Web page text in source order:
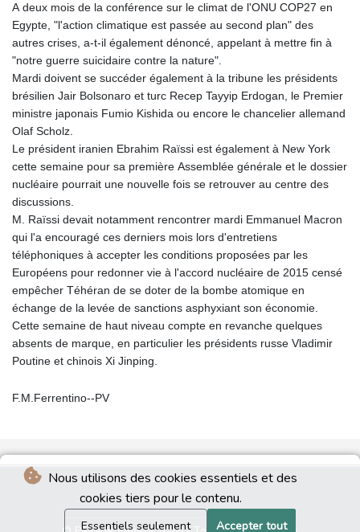
Nous utilisons des cookies essentiels et des
cookies tiers pour le contenu.
Essentiels seulement Accepter tout
A deux mois de la conférence sur le climat de l'ONU COP27 en
Egypte, "l'action climatique est passée au second plan" des
autres crises, a-t-il également dénoncé, appelant à mettre fin à
"notre guerre suicidaire contre la nature".
Mardi doivent se succéder également à la tribune les présidents
brésilien Jair Bolsonaro et turc Recep Tayyip Erdogan, le Premier
ministre japonais Fumio Kishida ou encore le chancelier allemand
Olaf Scholz.
Le président iranien Ebrahim Raïssi est également à New York
cette semaine pour sa première Assemblée générale et le dossier
nucléaire pourrait une nouvelle fois se retrouver au centre des
discussions.
M. Raïssi devait notamment rencontrer mardi Emmanuel Macron
qui l'a encouragé ces derniers mois lors d'entretiens
téléphoniques à accepter les conditions proposées par les
Européens pour redonner vie à l'accord nucléaire de 2015 censé
empêcher Téhéran de se doter de la bombe atomique en
échange de la levée de sanctions asphyxiant son économie.
Cette semaine de haut niveau compte en revanche quelques
absents de marque, en particulier les présidents russe Vladimir
Poutine et chinois Xi Jinping.
F.M.Ferrentino--PV